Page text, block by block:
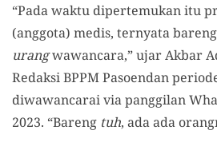
“Pada waktu dipertemukan itu
(anggota) medis, ternyata
urangwawancara,” ujar Akbar
Redaksi BPPM Pasoendan
diwawancarai via panggilan
2023. “Bareng tuh, ada ada